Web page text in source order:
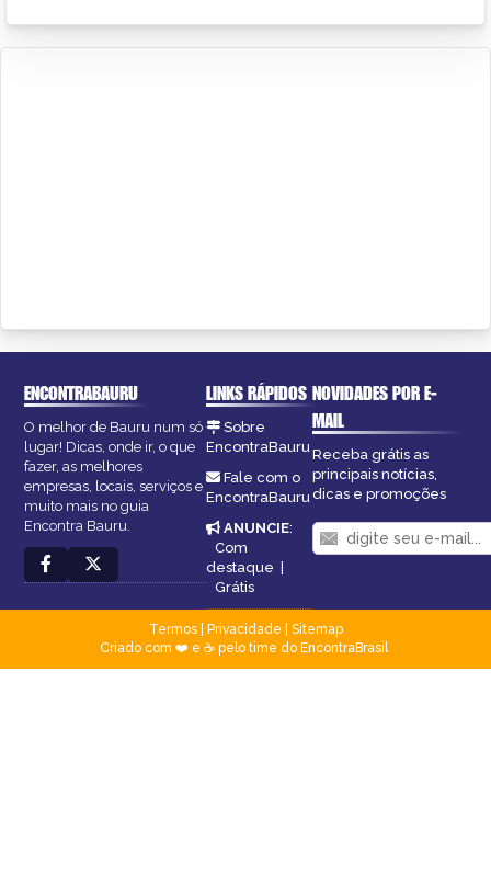
ENCONTRABAURU
O melhor de Bauru num só
lugar! Dicas, onde ir, o que
fazer, as melhores
empresas, locais, serviços e
muito mais no guia
Encontra Bauru.
LINKS RÁPIDOS
Sobre
EncontraBauru
Fale com o
EncontraBauru
ANUNCIE:
Com
destaque |
Grátis
NOVIDADES POR E-
MAIL
Receba grátis as
principais notícias,
dicas e promoções
Termos| Privacidade
Sitemap
Criado com ❤️ e ☕ pelo time do EncontraBrasil